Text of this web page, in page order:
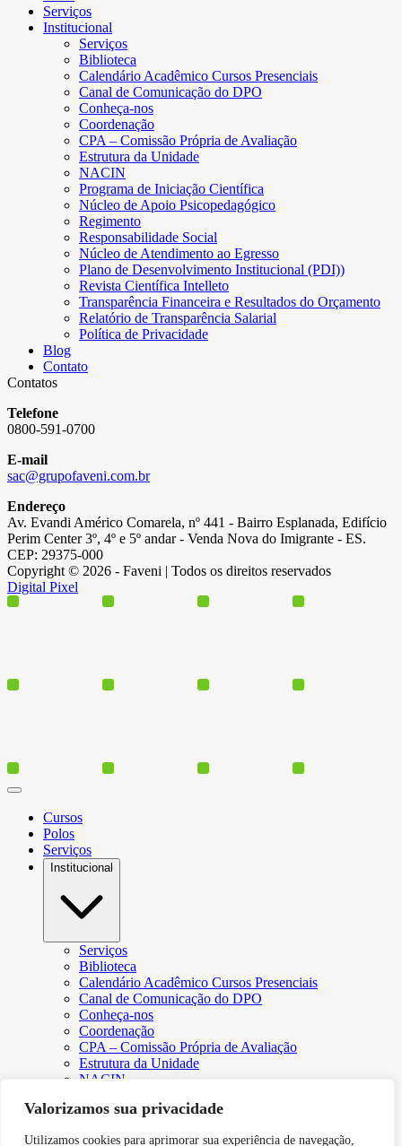
Valorizamos sua privacidade
Utilizamos cookies para aprimorar sua experiência de navegação,
Serviços
Institucional
Serviços
Biblioteca
Calendário Acadêmico Cursos Presenciais
Canal de Comunicação do DPO
Conheça-nos
Coordenação
CPA – Comissão Própria de Avaliação
Estrutura da Unidade
NACIN
Programa de Iniciação Científica
Núcleo de Apoio Psicopedagógico
Regimento
Responsabilidade Social
Núcleo de Atendimento ao Egresso
Plano de Desenvolvimento Institucional (PDI))
Revista Científica Intelleto
Transparência Financeira e Resultados do Orçamento
Relatório de Transparência Salarial
Política de Privacidade
Blog
Contato
Contatos
Telefone
0800-591-0700
E-mail
sac@grupofaveni.com.br
Endereço
Av. Evandi Américo Comarela, nº 441 - Bairro Esplanada, Edifício
Perim Center 3º, 4º e 5º andar - Venda Nova do Imigrante - ES.
CEP: 29375-000
Copyright © 2026 - Faveni | Todos os direitos reservados
Digital Pixel
Cursos
Polos
Serviços
Institucional
Serviços
Biblioteca
Calendário Acadêmico Cursos Presenciais
Canal de Comunicação do DPO
Conheça-nos
Coordenação
CPA – Comissão Própria de Avaliação
Estrutura da Unidade
NACIN
Núcleo de Apoio Psicopedagógico